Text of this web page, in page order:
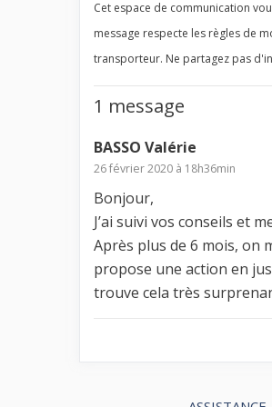
Cet espace de communication
message respecte les règles de
transporteur. Ne partagez pas
1 message
BASSO Valérie
26 février 2020 à 18h36min
Bonjour,
J’ai suivi vos conseils et
Après plus de 6 mois, on
propose une action en
trouve cela très